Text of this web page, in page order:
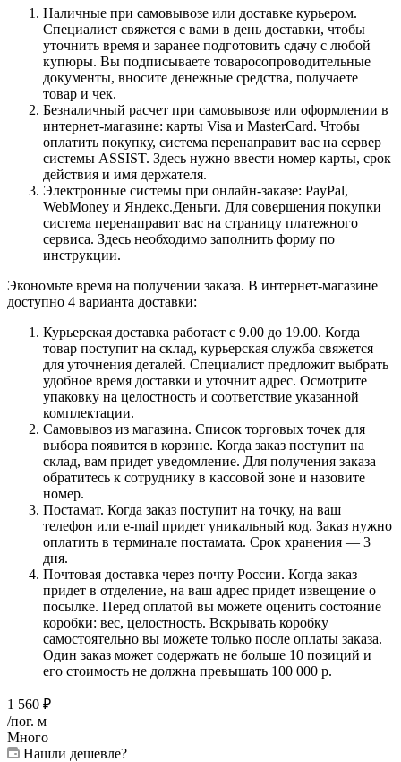
Наличные при самовывозе или доставке курьером.
Специалист свяжется с вами в день доставки, чтобы
уточнить время и заранее подготовить сдачу с любой
купюры. Вы подписываете товаросопроводительные
документы, вносите денежные средства, получаете
товар и чек.
Безналичный расчет при самовывозе или оформлении в
интернет-магазине: карты Visa и MasterCard. Чтобы
оплатить покупку, система перенаправит вас на сервер
системы ASSIST. Здесь нужно ввести номер карты, срок
действия и имя держателя.
Электронные системы при онлайн-заказе: PayPal,
WebMoney и Яндекс.Деньги. Для совершения покупки
система перенаправит вас на страницу платежного
сервиса. Здесь необходимо заполнить форму по
инструкции.
Экономьте время на получении заказа. В интернет-магазине
доступно 4 варианта доставки:
Курьерская доставка работает с 9.00 до 19.00. Когда
товар поступит на склад, курьерская служба свяжется
для уточнения деталей. Специалист предложит выбрать
удобное время доставки и уточнит адрес. Осмотрите
упаковку на целостность и соответствие указанной
комплектации.
Самовывоз из магазина. Список торговых точек для
выбора появится в корзине. Когда заказ поступит на
склад, вам придет уведомление. Для получения заказа
обратитесь к сотруднику в кассовой зоне и назовите
номер.
Постамат. Когда заказ поступит на точку, на ваш
телефон или e-mail придет уникальный код. Заказ нужно
оплатить в терминале постамата. Срок хранения — 3
дня.
Почтовая доставка через почту России. Когда заказ
придет в отделение, на ваш адрес придет извещение о
посылке. Перед оплатой вы можете оценить состояние
коробки: вес, целостность. Вскрывать коробку
самостоятельно вы можете только после оплаты заказа.
Один заказ может содержать не больше 10 позиций и
его стоимость не должна превышать 100 000 р.
1 560 ₽
/пог. м
Много
Нашли дешевле?